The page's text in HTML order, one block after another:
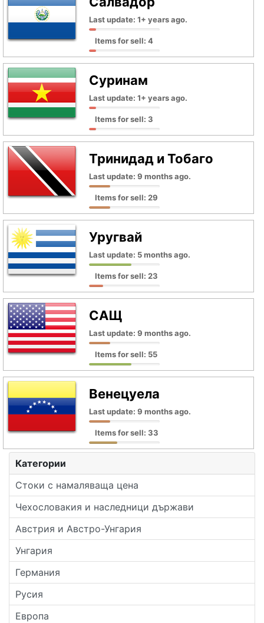
Категории
Стоки с намаляваща цена
Чехословакия и наследници държави
Австрия и Австро-Унгария
Унгария
Германия
Русия
Европа
Last update: 1+ years ago.
Items for sell: 4
Суринам
Last update: 1+ years ago.
Items for sell: 3
Тринидад и Тобаго
Last update: 9 months ago.
Items for sell: 29
Уругвай
Last update: 5 months ago.
Items for sell: 23
САЩ
Last update: 9 months ago.
Items for sell: 55
Венецуела
Last update: 9 months ago.
Items for sell: 33